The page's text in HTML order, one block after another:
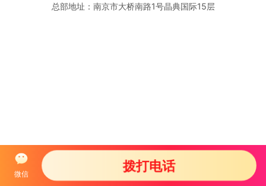
总部地址：南京市大桥南路1号晶典国际15层
微信
拨打电话